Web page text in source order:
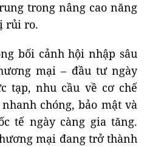
trong nâng cao năng
rủi ro.
bối cảnh hội nhập sâu
mại – đầu tư ngày
tạp, nhu cầu về cơ chế
chóng, bảo mật và
tế ngày càng gia tăng.
mại đang trở thành